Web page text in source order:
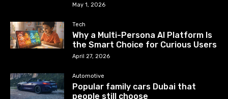
May 1, 2026
Tech
Why a Multi-Persona AI Platform Is
the Smart Choice for Curious Users
April 27, 2026
Automotive
Popular family cars Dubai that
people still choose